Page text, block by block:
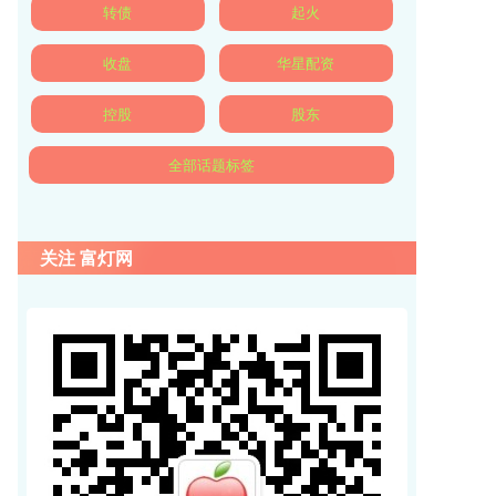
转债 起火
收盘 华星配资
控股 股东
全部话题标签
关注 富灯网